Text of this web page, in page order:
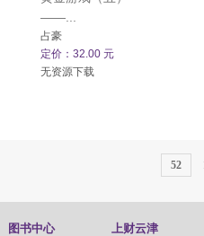
——...
占豪
定价：32.00 元
无资源下载
52
图书中心 上财云津